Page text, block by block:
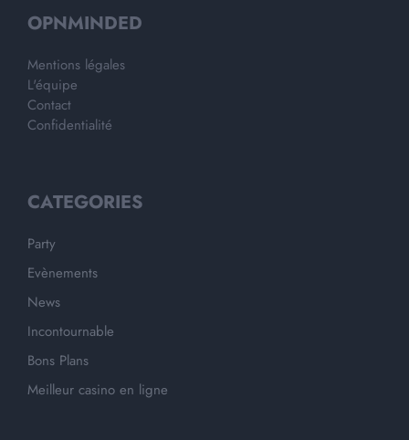
OPNMINDED
Mentions légales
L'équipe
Contact
Confidentialité
CATEGORIES
Party
Evènements
News
Incontournable
Bons Plans
Meilleur casino en ligne